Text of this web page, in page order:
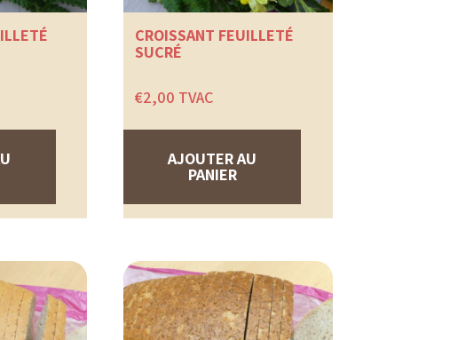
CROISSANT FEUILLETÉ
SUCRÉ
€2,00 TVAC
AJOUTER AU
PANIER